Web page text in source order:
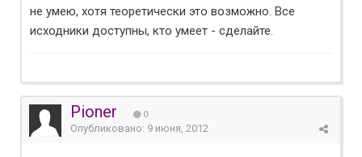
не умею, хотя теоретически это возможно. Все
исходники доступны, кто умеет - сделайте.
Pioner 0
Опубликовано: 9 июня, 2012